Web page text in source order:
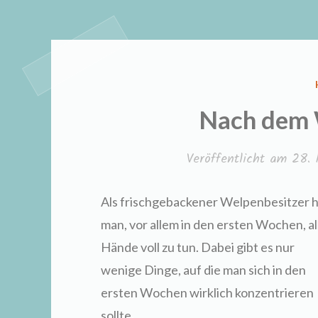
Nach
Veröffentlicht am 28.
Als frischgebackener Welpenbesitzer
man, vor allem in den ersten Wochen,
Hände voll zu tun. Dabei gibt es nur
wenige Dinge, auf die man sich in den
ersten Wochen wirklich konzentrieren
sollte.